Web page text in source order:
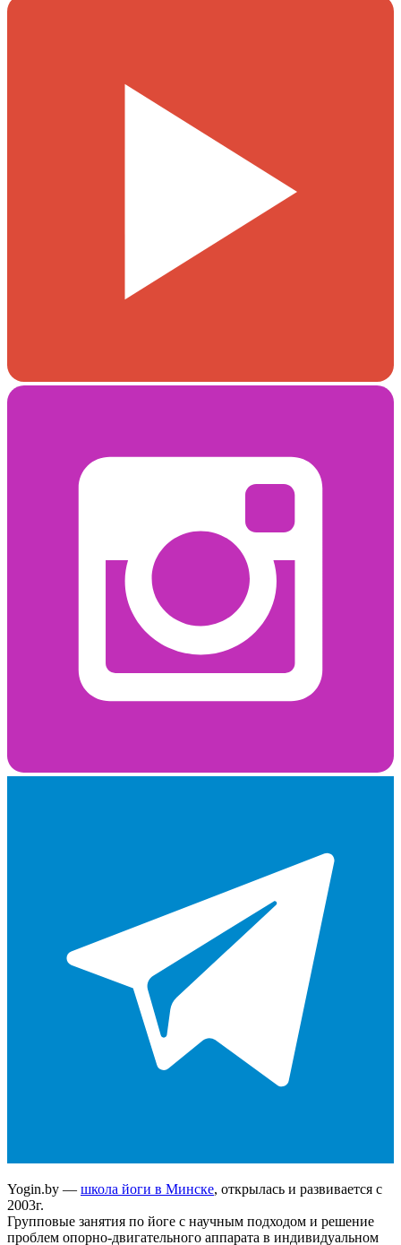
Yogin.by — школа йоги в Минске, открылась и развивается с
2003г.
Групповые занятия по йоге с научным подходом и решение
проблем опорно-двигательного аппарата в индивидуальном